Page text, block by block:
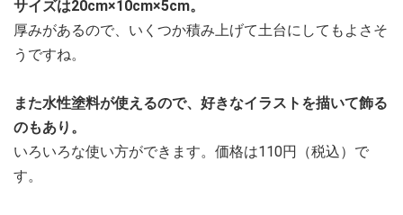
サイズは20cm×10cm×5cm。
厚みがあるので、いくつか積み上げて土台にしてもよさそ
うですね。
また水性塗料が使えるので、好きなイラストを描いて飾る
のもあり。
いろいろな使い方ができます。価格は110円（税込）で
す。